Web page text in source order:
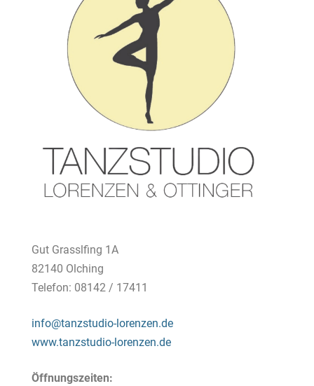
Gut Grasslfing 1A
82140 Olching
Telefon: 08142 / 17411
info@tanzstudio-lorenzen.de
www.tanzstudio-lorenzen.de
Öffnungszeiten: